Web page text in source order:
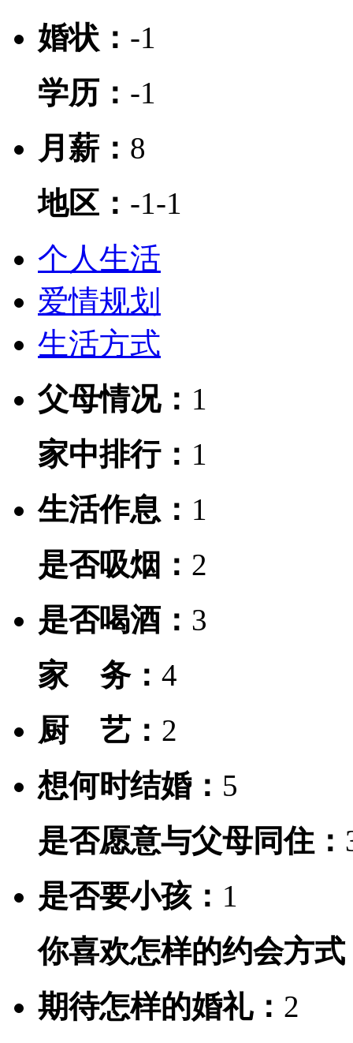
婚状： -1
学历： -1
月薪： 8
地区： -1-1
个人生活
爱情规划
生活方式
父母情况： 1
家中排行： 1
生活作息： 1
是否吸烟： 2
是否喝酒： 3
家 务： 4
厨 艺： 2
想何时结婚： 5
是否愿意与父母同住：
是否要小孩： 1
你喜欢怎样的约会方式
期待怎样的婚礼： 2